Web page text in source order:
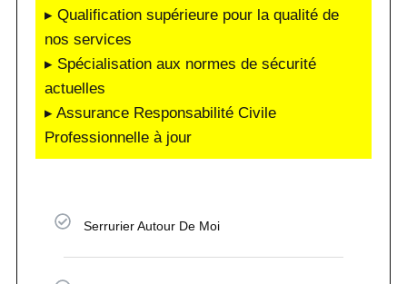
▸ Qualification supérieure pour la qualité de
nos services
▸ Spécialisation aux normes de sécurité
actuelles
▸ Assurance Responsabilité Civile
Professionnelle à jour
Serrurier Autour De Moi